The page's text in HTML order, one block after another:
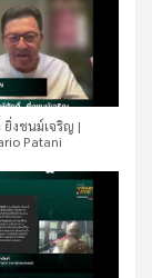
งชนม์เจริญ |
Patani